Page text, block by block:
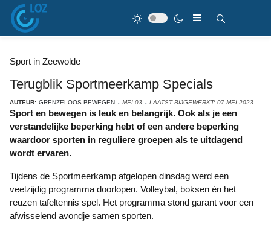
Sport in Zeewolde
Terugblik Sportmeerkamp Specials
AUTEUR: GRENZELOOS BEWEGEN MEI 03 LAATST BIJGEWERKT: 07 MEI 2023
Sport en bewegen is leuk en belangrijk. Ook als je een
verstandelijke beperking hebt of een andere beperking
waardoor sporten in reguliere groepen als te uitdagend
wordt ervaren.
Tijdens de Sportmeerkamp afgelopen dinsdag werd een
veelzijdig programma doorlopen. Volleybal, boksen én het
reuzen tafeltennis spel. Het programma stond garant voor een
afwisselend avondje samen sporten.